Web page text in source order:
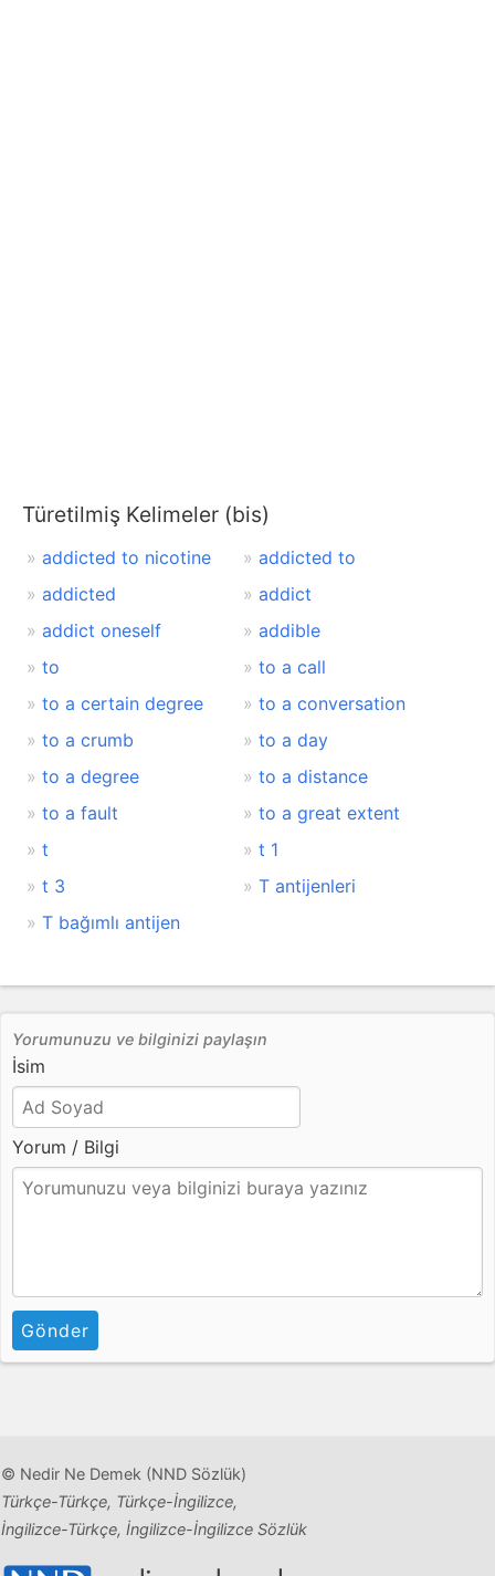
Türetilmiş Kelimeler (bis)
addicted to nicotine
addicted to
addicted
addict
addict oneself
addible
to
to a call
to a certain degree
to a conversation
to a crumb
to a day
to a degree
to a distance
to a fault
to a great extent
t
t 1
t 3
T antijenleri
T bağımlı antijen
Yorumunuzu ve bilginizi paylaşın
İsim
Yorum / Bilgi
Gönder
© Nedir Ne Demek (NND Sözlük)
Türkçe-Türkçe, Türkçe-İngilizce,
İngilizce-Türkçe, İngilizce-İngilizce Sözlük